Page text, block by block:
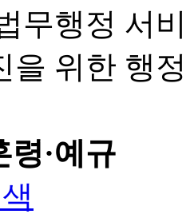
무행정 서
을 위한 행
령·예규